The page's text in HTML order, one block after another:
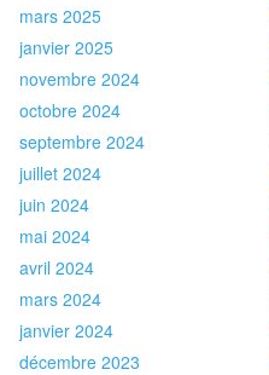
mars 2025
janvier 2025
novembre 2024
octobre 2024
septembre 2024
juillet 2024
juin 2024
mai 2024
avril 2024
mars 2024
janvier 2024
décembre 2023